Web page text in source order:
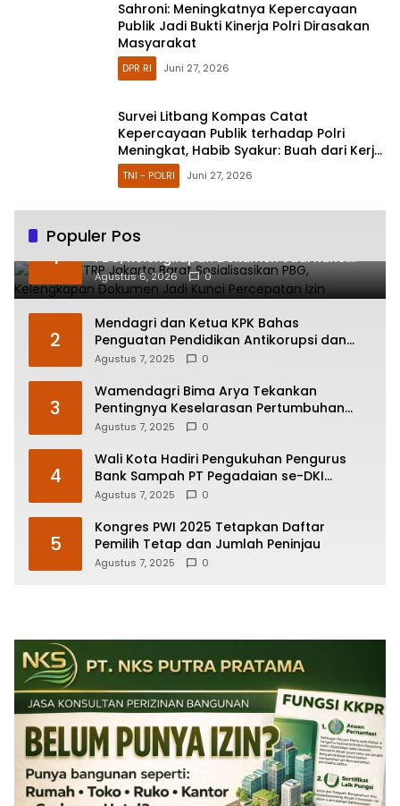
Sahroni: Meningkatnya Kepercayaan
Publik Jadi Bukti Kinerja Polri Dirasakan
Masyarakat
DPR RI Juni 27, 2026
Survei Litbang Kompas Catat
Kepercayaan Publik terhadap Polri
Meningkat, Habib Syakur: Buah dari Kerja
Nyata
TNI - POLRI Juni 27, 2026
Populer Pos
1
Sudin CKTRP Jakarta Barat Sosialisasikan
PBG, Kelengkapan Dokumen Jadi Kunci
Percepatan Izin
Agustus 6, 2026 0
2
Mendagri dan Ketua KPK Bahas
Penguatan Pendidikan Antikorupsi dan
Transparansi Pelayanan Publik
Agustus 7, 2025 0
3
Wamendagri Bima Arya Tekankan
Pentingnya Keselarasan Pertumbuhan
Ekonomi dan Pelestarian Budaya
Agustus 7, 2025 0
4
Wali Kota Hadiri Pengukuhan Pengurus
Bank Sampah PT Pegadaian se-DKI
Jakarta
Agustus 7, 2025 0
5
Kongres PWI 2025 Tetapkan Daftar
Pemilih Tetap dan Jumlah Peninjau
Agustus 7, 2025 0